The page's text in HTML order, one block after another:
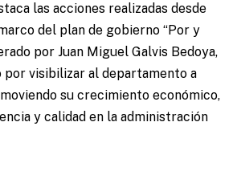
las acciones realizadas desde
del plan de gobierno “Por y
por Juan Miguel Galvis Bedoya,
por visibilizar al departamento a
su crecimiento económico,
y calidad en la administración